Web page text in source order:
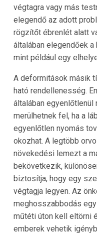
végtagra vagy más
elegendő az adott
rögzítőt ébrenlét alatt
általában elegendőek
mint például egy
A deformitások másik
ható rendellenesség.
általában egyenlőtlenül
merülhetnek fel, ha a
egyenlőtlen nyomás
okozhat. A legtöbb
növekedési lemezt a
bekövetkezik,
biztosítja, hogy egy
végtagja legyen. Az
meghosszabbodás
műtéti úton kell eltörni
emberek vehetik